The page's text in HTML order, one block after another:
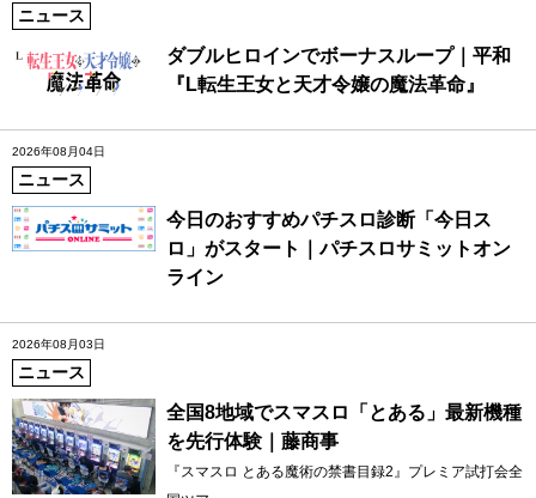
ニュース
ダブルヒロインでボーナスループ｜平和
『L転生王女と天才令嬢の魔法革命』
2026年08月04日
ニュース
今日のおすすめパチスロ診断「今日ス
ロ」がスタート｜パチスロサミットオン
ライン
2026年08月03日
ニュース
全国8地域でスマスロ「とある」最新機種
を先行体験｜藤商事
『スマスロ とある魔術の禁書目録2』プレミア試打会全